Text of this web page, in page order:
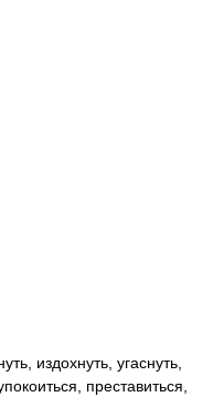
издохнуть, угаснуть,
преставиться,